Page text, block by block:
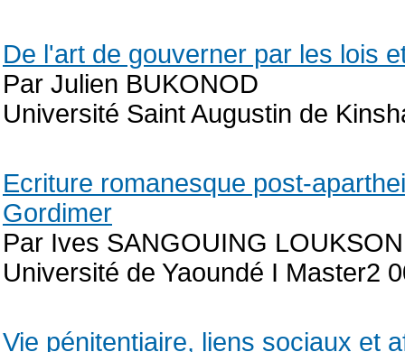
De l'art de gouverner par les lois
Par Julien BUKONOD
Université Saint Augustin de
Ecriture romanesque post-
Gordimer
Par Ives SANGOUING LOUKSON
Université de Yaoundé I Master2
Vie pénitentiaire, liens sociaux et